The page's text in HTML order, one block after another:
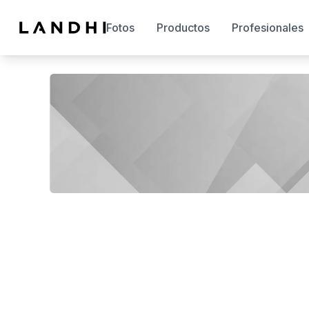
Fotos Productos Profesionales